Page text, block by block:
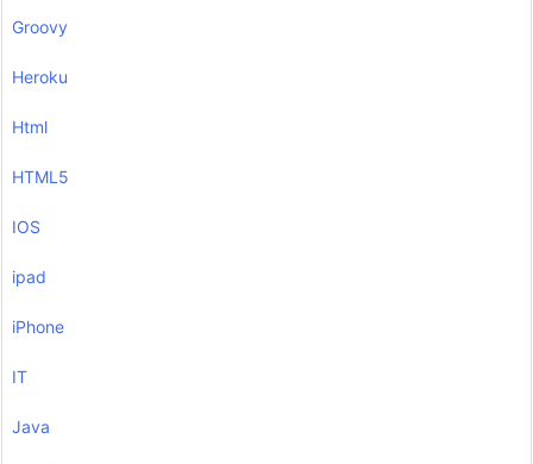
Groovy
Heroku
Html
HTML5
IOS
ipad
iPhone
IT
Java